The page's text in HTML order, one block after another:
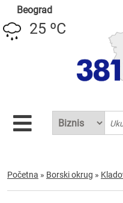
Beograd
25 ºC
Početna » Borski okrug »